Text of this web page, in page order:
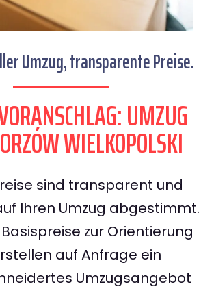
Umzug, transparente Preise.
UMZUG
WIELKOPOLSKI
sind transparent und
Ihren Umzug abgestimmt.
zur Orientierung
auf Anfrage ein
Umzugsangebot